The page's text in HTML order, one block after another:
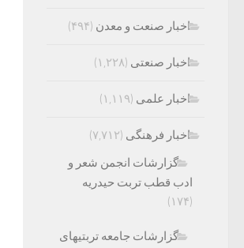
اخبار صنعت و معدن (۴۹۴)
اخبار صنعتی (۱,۲۲۸)
اخبار علمی (۱,۱۱۹)
اخبار فرهنگی (۷,۷۱۲)
گزارشات انجمن شعر و
ادب قطب تربت حیدریه
(۱۷۴)
گزارشات جامعه تربتیهای